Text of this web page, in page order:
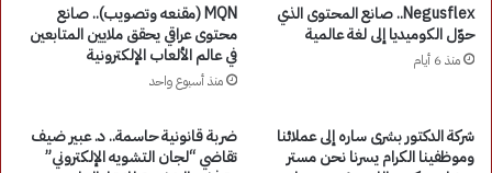
Negusflex.. صانع المحتوى الذي
حوّل الكوميديا إلى لغة عالمية
منذ 6 أيام
MQN (مقنعه وتصويب).. صانع
محتوى عراقي يحقق ملايين المتابعين
في عالم الألعاب الإلكترونية
منذ أسبوع واحد
شركة الدكتور بشرى ساره إلى عملائنا
وموظفينا الكرام يسرنا نحن مستر
ضربة قانونية حاسمة.. د. عبير ضيف
تقاضي “لجان التشويه الإلكتروني”